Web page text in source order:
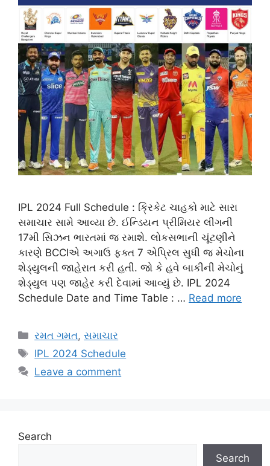
IPL 2024 Full Schedule : ક્રિકેટ ચાહકો માટે સારા
સમાચાર સામે આવ્યા છે. ઈન્ડિયન પ્રીમિયર લીગની
17મી સિઝન ભારતમાં જ રમાશે. લોકસભાની ચૂંટણીને
કારણે BCCIએ અગાઉ ફક્ત 7 એપ્રિલ સુધી જ મેચોના
શેડ્યુલની જાહેરાત કરી હતી. જો કે હવે બાકીની મેચોનું
શેડ્યુલ પણ જાહેર કરી દેવામાં આવ્યું છે. IPL 2024
Schedule Date and Time Table : … Read more
Categories
રમત ગમત,સમાચાર
Tags
IPL 2024 Schedule
Leave a comment
Search
Search